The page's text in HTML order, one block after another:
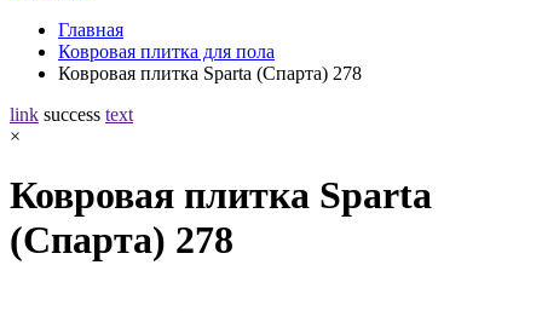
Главная
Ковровая плитка для пола
Ковровая плитка Sparta (Спарта) 278
link success text
×
Ковровая плитка Sparta
(Спарта) 278